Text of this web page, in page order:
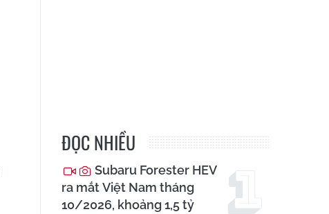
ĐỌC NHIỀU
Subaru Forester HEV
ra mắt Việt Nam tháng
10/2026, khoảng 1,5 tỷ